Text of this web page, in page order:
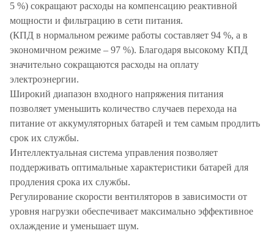
5 %) сокращают расходы на компенсацию реактивной
мощности и фильтрацию в сети питания.
(КПД в нормальном режиме работы составляет 94 %, а в
экономичном режиме – 97 %). Благодаря высокому КПД
значительно сокращаются расходы на оплату
электроэнергии.
Широкий диапазон входного напряжения питания
позволяет уменьшить количество случаев перехода на
питание от аккумуляторных батарей и тем самым продлить
срок их службы.
Интеллектуальная система управления позволяет
поддерживать оптимальные характеристики батарей для
продления срока их службы.
Регулирование скорости вентиляторов в зависимости от
уровня нагрузки обеспечивает максимально эффективное
охлаждение и уменьшает шум.